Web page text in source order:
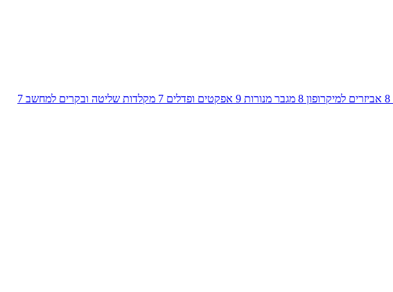
8 אביזרים למיקרופון 8 מגבר מנורות 9 אפקטים ופדלים 7 מקלדות שליטה ובקרים למחשב 7